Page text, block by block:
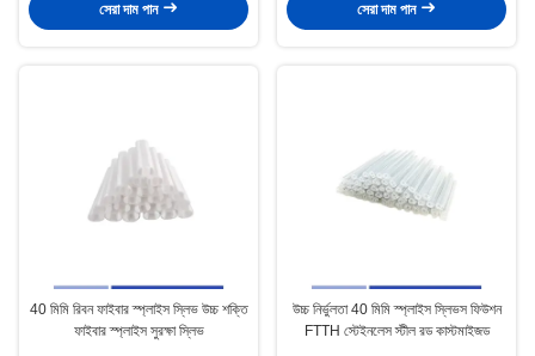
সেরা দাম পান সেরা দাম পান
40 মিমি রিবন ফাইবার স্প্লাইস স্লিভ উচ্চ শক্তি
ফাইবার স্প্লাইস সুরক্ষা স্লিভ
উচ্চ নির্ভুলতা 40 মিমি স্প্লাইস স্লিভস ফিউশন
FTTH স্টেইনলেস স্টীল রড কাস্টমাইজড